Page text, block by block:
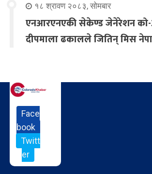
१८ श्रावण २०८३, सोमबार
एनआरएनएकी सेकेण्ड जेनेरेशन को-
दीपमाला ढकालले जितिन् मिस
Face
book
Twitt
er